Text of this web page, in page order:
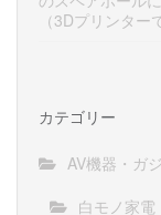
（3Dプリンター
カテゴリー
AV機器・ガ
白モノ家電